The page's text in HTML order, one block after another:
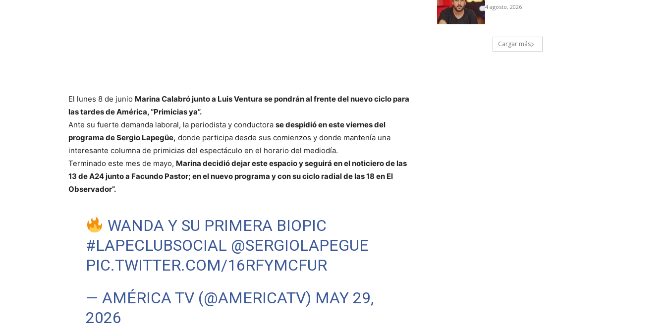
El lunes 8 de junio Marina Calabró junto a Luis Ventura se pondrán al frente del nuevo ciclo para
las tardes de América, “Primicias ya”.
Ante su fuerte demanda laboral, la periodista y conductora se despidió en este viernes del
programa de Sergio Lapegüe, donde participa desde sus comienzos y donde mantenía una
interesante columna de primicias del espectáculo en el horario del mediodía.
Terminado este mes de mayo, Marina decidió dejar este espacio y seguirá en el noticiero de las
13 de A24 junto a Facundo Pastor; en el nuevo programa y con su ciclo radial de las 18 en El
Observador”.
WANDA Y SU PRIMERA BIOPIC
#LAPECLUBSOCIAL @SERGIOLAPEGUE
PIC.TWITTER.COM/16RFYMCFUR
— AMÉRICA TV (@AMERICATV) MAY 29,
2026
4 agosto, 2026
Cargar más